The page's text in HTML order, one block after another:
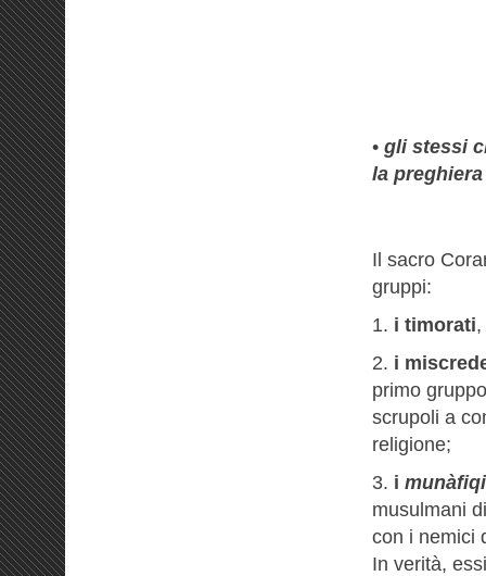
• gli stessi
la
Il sacro
gruppi:
1. i timorati
2. i
primo
scrupoli a
religione;
3. i
musulmani
con i nemici
In verità,